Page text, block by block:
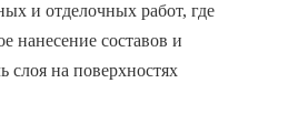
и отделочных работ, где
нанесение составов и
слоя на поверхностях